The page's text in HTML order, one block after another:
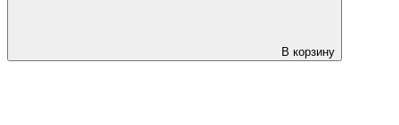
В корзину